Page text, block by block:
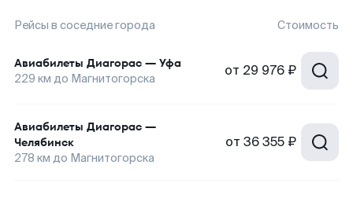
Рейсы в соседние города Стоимость
Авиабилеты Диагорас — Уфа
229 км до Магнитогорска от 29 976 ₽
Авиабилеты Диагорас —
Челябинск
278 км до Магнитогорска
от 36 355 ₽